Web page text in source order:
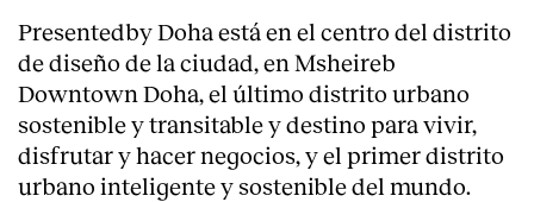
Presentedby Doha está en el centro del distrito
de diseño de la ciudad, en Msheireb
Downtown Doha, el último distrito urbano
sostenible y transitable y destino para vivir,
disfrutar y hacer negocios, y el primer distrito
urbano inteligente y sostenible del mundo.